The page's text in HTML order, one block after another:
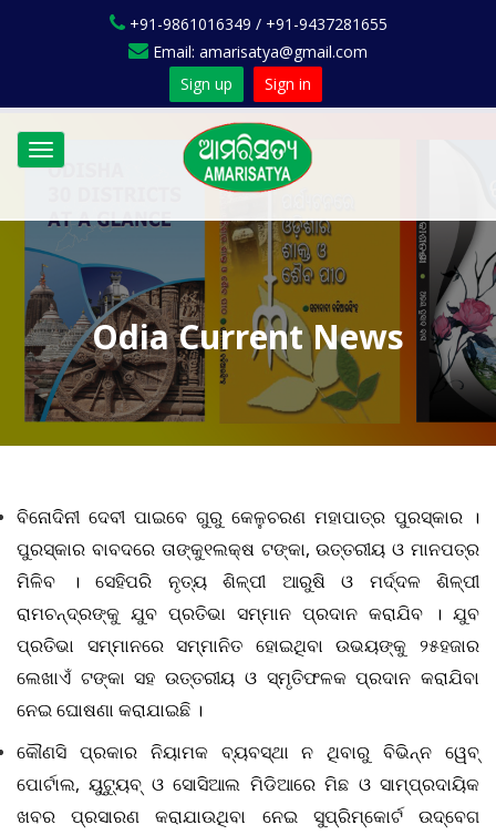
+91-9861016349 / +91-9437281655
Email: amarisatya@gmail.com
Sign up
Sign in
Toggle
navigation
Odia Current News
ବିନୋଦିନୀ ଦେବୀ ପାଇବେ ଗୁରୁ କେଳୁଚରଣ ମହାପାତ୍ର ପୁରସ୍କାର ।
ପୁରସ୍କାର ବାବଦରେ ତାଙ୍କୁ୧ଲକ୍ଷ ଟଙ୍କା, ଉତ୍ତରୀୟ ଓ ମାନପତ୍ର
ମିଳିବ । ସେହିପରି ନୃତ୍ୟ ଶିଳ୍ପୀ ଆରୁଷି ଓ ମର୍ଦ୍ଦଳ ଶିଳ୍ପୀ
ରାମଚନ୍ଦ୍ରଙ୍କୁ ଯୁବ ପ୍ରତିଭା ସମ୍ମାନ ପ୍ରଦାନ କରାଯିବ । ଯୁବ
ପ୍ରତିଭା ସମ୍ମାନରେ ସମ୍ମାନିତ ହୋଇଥିବା ଉଭୟଙ୍କୁ ୨୫ହଜାର
ଲେଖାଏଁ ଟଙ୍କା ସହ ଉତ୍ତରୀୟ ଓ ସ୍ମୃତିଫଳକ ପ୍ରଦାନ କରାଯିବା
ନେଇ ଘୋଷଣା କରାଯାଇଛି ।
କୌଣସି ପ୍ରକାର ନିୟାମକ ବ୍ୟବସ୍ଥା ନ ଥିବାରୁ ବିଭିନ୍ନ ୱେବ୍
ପୋର୍ଟାଲ, ୟୁଟ୍ୟୁବ୍ ଓ ସୋସିଆଲ ମିଡିଆରେ ମିଛ ଓ ସାମ୍ପ୍ରଦାୟିକ
ଖବର ପ୍ରସାରଣ କରାଯାଉଥିବା ନେଇ ସୁପ୍ରିମ୍‌କୋର୍ଟ ଉଦ୍‌ବେଗ